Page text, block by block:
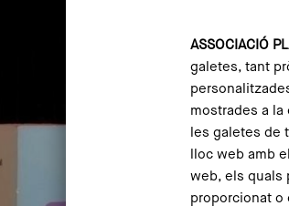
ASSOCIACIÓ
galetes, tant
mostrades a la
les galetes de
lloc web amb
web, els quals
proporcionat o